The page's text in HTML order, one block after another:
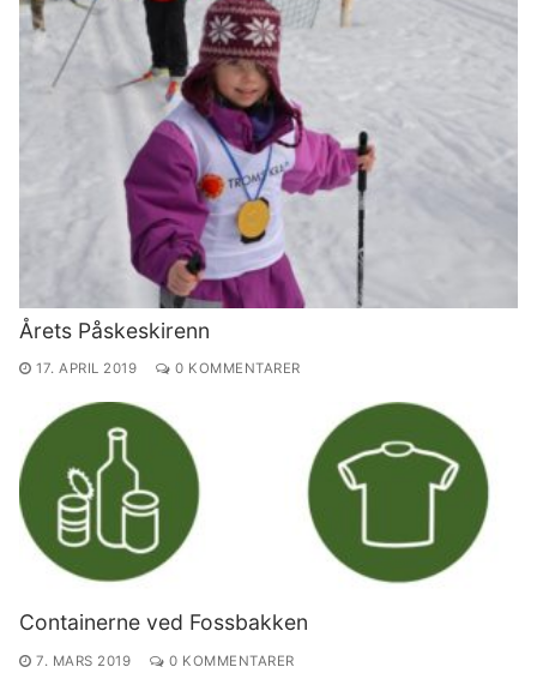
Årets Påskeskirenn
17. APRIL 2019 0 KOMMENTARER
Containerne ved Fossbakken
7. MARS 2019 0 KOMMENTARER